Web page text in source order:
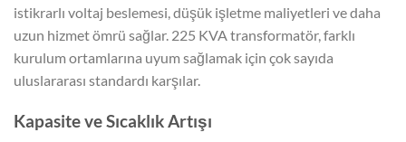
istikrarlı voltaj beslemesi, düşük işletme maliyetleri ve daha
uzun hizmet ömrü sağlar. 225 KVA transformatör, farklı
kurulum ortamlarına uyum sağlamak için çok sayıda
uluslararası standardı karşılar.
Kapasite ve Sıcaklık Artışı